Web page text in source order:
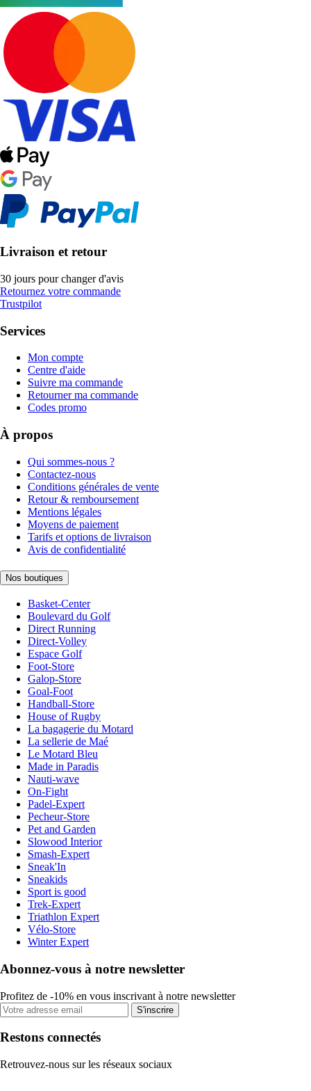
Livraison et retour
30 jours pour changer d'avis
Retournez votre commande
Trustpilot
Services
Mon compte
Centre d'aide
Suivre ma commande
Retourner ma commande
Codes promo
À propos
Qui sommes-nous ?
Contactez-nous
Conditions générales de vente
Retour & remboursement
Mentions légales
Moyens de paiement
Tarifs et options de livraison
Avis de confidentialité
Nos boutiques
Basket-Center
Boulevard du Golf
Direct Running
Direct-Volley
Espace Golf
Foot-Store
Galop-Store
Goal-Foot
Handball-Store
House of Rugby
La bagagerie du Motard
La sellerie de Maé
Le Motard Bleu
Made in Paradis
Nauti-wave
On-Fight
Padel-Expert
Pecheur-Store
Pet and Garden
Slowood Interior
Smash-Expert
Sneak'In
Sneakids
Sport is good
Trek-Expert
Triathlon Expert
Vélo-Store
Winter Expert
Abonnez-vous à notre newsletter
Profitez de -10% en vous inscrivant à notre newsletter
S'inscrire
Restons connectés
Retrouvez-nous sur les réseaux sociaux